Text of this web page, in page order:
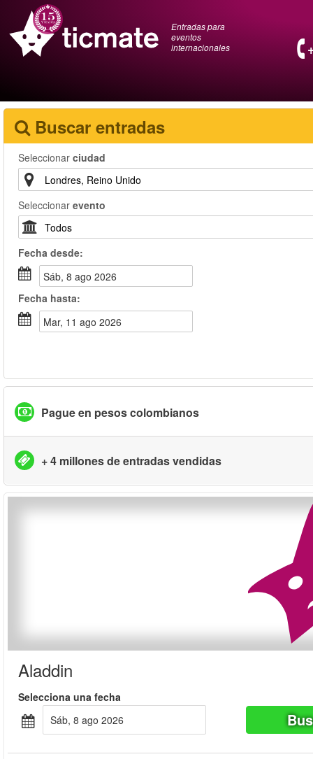
Entradas para
eventos
internacionales
Buscar entradas
Seleccionar ciudad
Seleccionar evento
Fecha desde:
sáb, 8 ago 2026
Fecha hasta:
mar, 11 ago 2026
Pague en pesos colombianos
+ 4 millones de entradas vendidas
Aladdin
Selecciona una fecha
sáb, 8 ago 2026